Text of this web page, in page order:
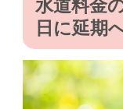
水道料金
日に延期